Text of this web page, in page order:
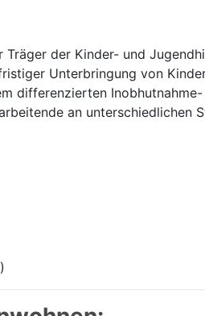
der Kinder- und
Unterbringung von
differenzierten
an unterschiedlichen